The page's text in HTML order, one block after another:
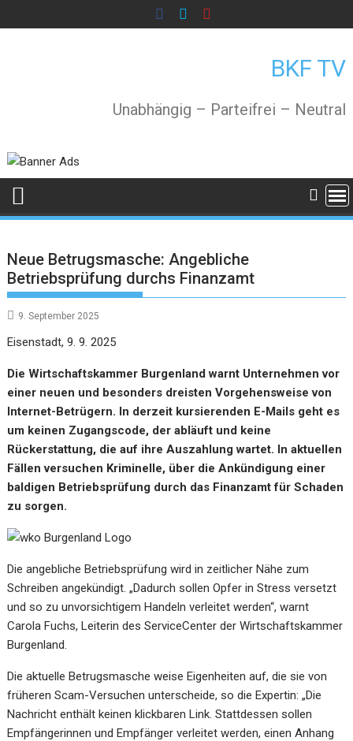
to
BKF TV
Unabhängig – Parteifrei – Neutral
Neue Betrugsmasche: Angebliche
Betriebsprüfung durchs Finanzamt
9. September 2025
Eisenstadt, 9. 9. 2025
Die Wirtschaftskammer Burgenland warnt Unternehmen vor
einer neuen und besonders dreisten Vorgehensweise von
Internet-Betrügern. In derzeit kursierenden E-Mails geht es
um keinen Zugangscode, der abläuft und keine
Rückerstattung, die auf ihre Auszahlung wartet. In aktuellen
Fällen versuchen Kriminelle, über die Ankündigung einer
baldigen Betriebsprüfung durch das Finanzamt für Schaden
zu sorgen.
Die angebliche Betriebsprüfung wird in zeitlicher Nähe zum
Schreiben angekündigt. „Dadurch sollen Opfer in Stress versetzt
und so zu unvorsichtigem Handeln verleitet werden“, warnt
Carola Fuchs, Leiterin des ServiceCenter der Wirtschaftskammer
Burgenland.
Die aktuelle Betrugsmasche weise Eigenheiten auf, die sie von
früheren Scam-Versuchen unterscheide, so die Expertin: „Die
Nachricht enthält keinen klickbaren Link. Stattdessen sollen
Empfängerinnen und Empfänger verleitet werden, einen Anhang